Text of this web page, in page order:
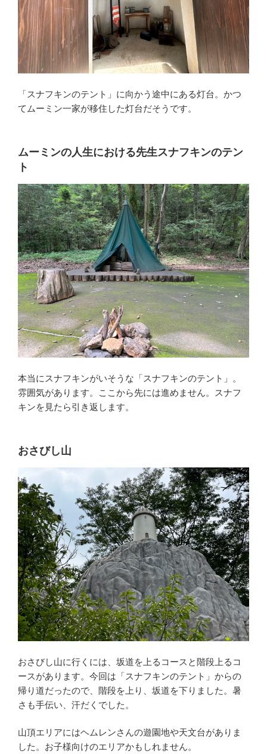
「スナフキンのテント」に向かう途中にある灯台。かつ
てムーミン一家が移住した灯台だそうです。
ムーミンの人生における先生スナフキンのテン
ト
本当にスナフキンがいそうな「スナフキンのテント」。
雰囲気があります。ここから先には進めません。スナフ
キンを見たら引き返します。
おさびし山
おさびし山に行くには、坂道を上るコースと階段上るコ
ースがあります。今回は「スナフキンのテント」からの
帰り道だったので、階段を上り、坂道を下りました。暑
さも手伝い、汗だくでした。
山頂エリアにはヘムレンさんの遊園地や天文台がありま
した。お子様向けのエリアかもしれません。